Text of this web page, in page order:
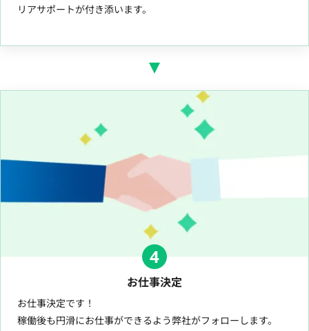
リアサポートが付き添います。
4
お仕事決定
お仕事決定です！
稼働後も円滑にお仕事ができるよう弊社がフォローします。